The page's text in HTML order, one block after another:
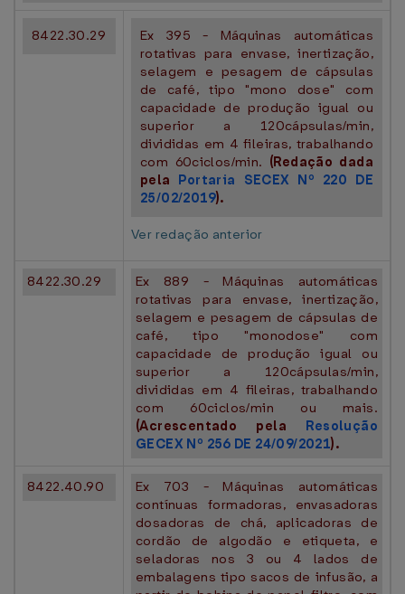
8422.30.29
Ex 395 - Máquinas automáticas
rotativas para envase, inertização,
selagem e pesagem de cápsulas
de café, tipo "mono dose" com
capacidade de produção igual ou
superior a 120cápsulas/min,
divididas em 4 fileiras, trabalhando
com 60ciclos/min. (Redação dada
pela Portaria SECEX Nº 220 DE
25/02/2019).
Ver redação anterior
8422.30.29
Ex 889 - Máquinas automáticas
rotativas para envase, inertização,
selagem e pesagem de cápsulas de
café, tipo "monodose" com
capacidade de produção igual ou
superior a 120cápsulas/min,
divididas em 4 fileiras, trabalhando
com 60ciclos/min ou mais.
(Acrescentado pela Resolução
GECEX Nº 256 DE 24/09/2021).
8422.40.90
Ex 703 - Máquinas automáticas
contínuas formadoras, envasadoras
dosadoras de chá, aplicadoras de
cordão de algodão e etiqueta, e
seladoras nos 3 ou 4 lados de
embalagens tipo sacos de infusão, a